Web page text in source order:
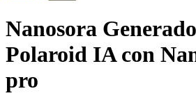
Nanosora
Polaroid IA con
pro